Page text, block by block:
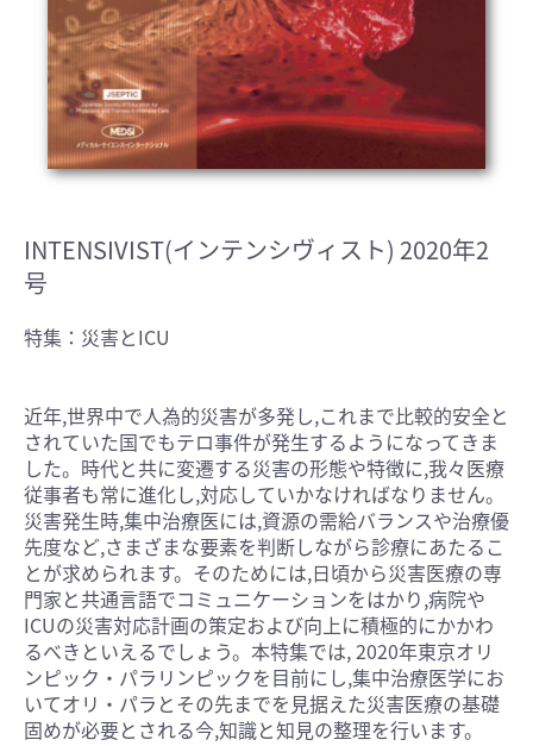
INTENSIVIST(インテンシヴィスト) 2020年2
号
特集：災害とICU
近年,世界中で人為的災害が多発し,これまで比較的安全と
されていた国でもテロ事件が発生するようになってきま
した。時代と共に変遷する災害の形態や特徴に,我々医療
従事者も常に進化し,対応していかなければなりません。
災害発生時,集中治療医には,資源の需給バランスや治療優
先度など,さまざまな要素を判断しながら診療にあたるこ
とが求められます。そのためには,日頃から災害医療の専
門家と共通言語でコミュニケーションをはかり,病院や
ICUの災害対応計画の策定および向上に積極的にかかわ
るべきといえるでしょう。本特集では, 2020年東京オリ
ンピック・パラリンピックを目前にし,集中治療医学にお
いてオリ・パラとその先までを見据えた災害医療の基礎
固めが必要とされる今,知識と知見の整理を行います。